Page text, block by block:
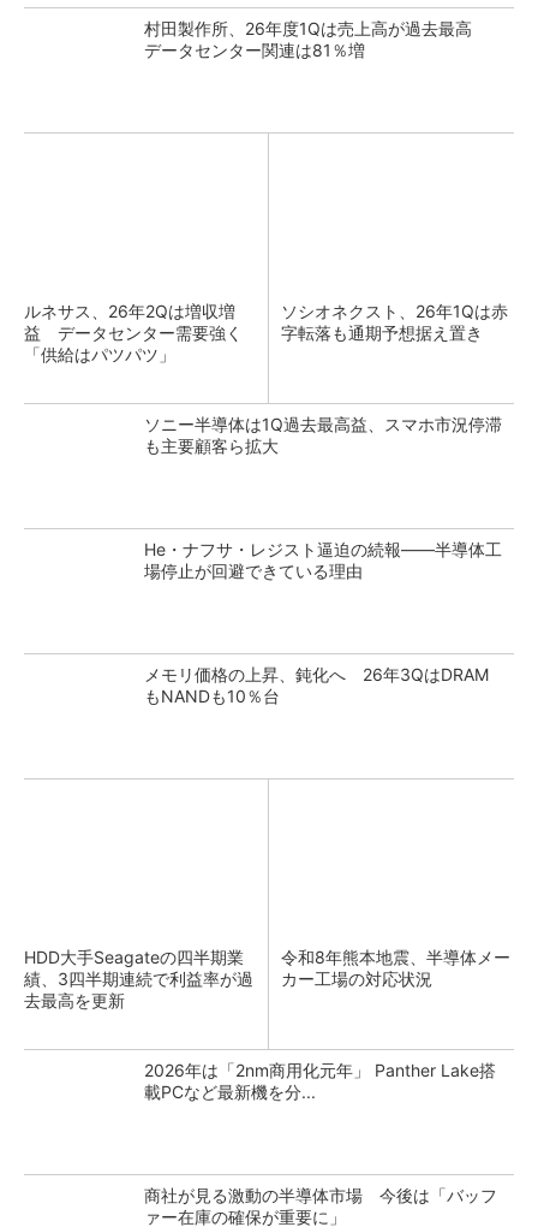
村田製作所、26年度1Qは売上高が過去最高
データセンター関連は81％増
ルネサス、26年2Qは増収増
益 データセンター需要強く
「供給はパツパツ」
ソシオネクスト、26年1Qは赤
字転落も通期予想据え置き
ソニー半導体は1Q過去最高益、スマホ市況停滞
も主要顧客ら拡大
He・ナフサ・レジスト逼迫の続報――半導体工
場停止が回避できている理由
メモリ価格の上昇、鈍化へ 26年3QはDRAM
もNANDも10％台
HDD大手Seagateの四半期業
績、3四半期連続で利益率が過
去最高を更新
令和8年熊本地震、半導体メー
カー工場の対応状況
2026年は「2nm商用化元年」 Panther Lake搭
載PCなど最新機を分...
商社が見る激動の半導体市場 今後は「バッフ
ァー在庫の確保が重要に」